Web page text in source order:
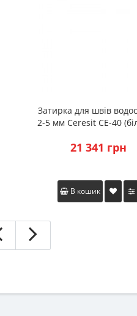
Затирка для швів
2-5 мм Ceresit CE-40
21 341 грн
В кошик